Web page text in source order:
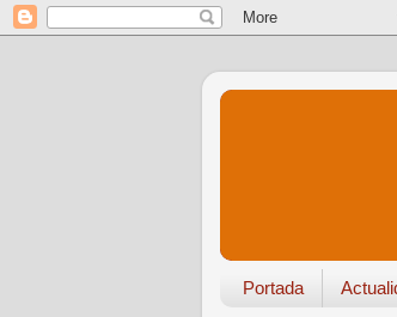
Portada